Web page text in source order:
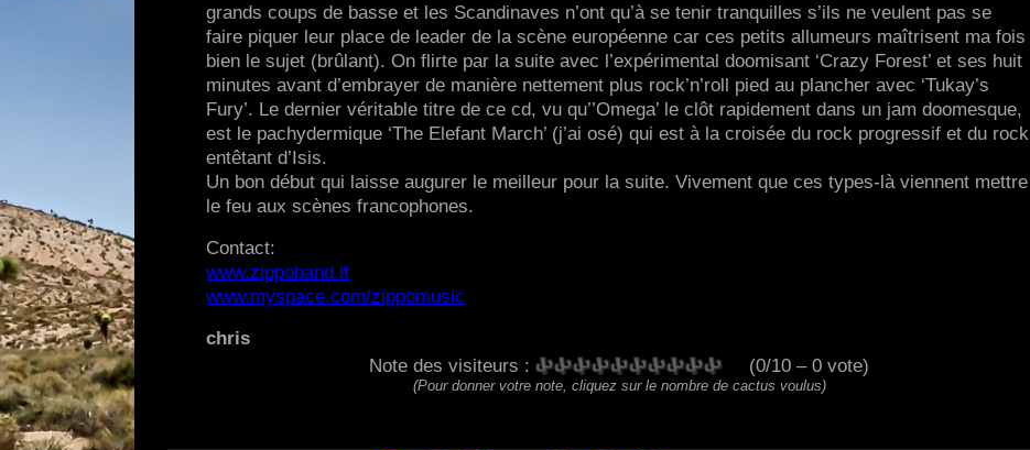
grands coups de basse et les Scandinaves n’ont qu’à se tenir tranquilles s’ils ne veulent pas se
faire piquer leur place de leader de la scène européenne car ces petits allumeurs maîtrisent ma fois
bien le sujet (brûlant). On flirte par la suite avec l’expérimental doomisant ‘Crazy Forest’ et ses huit
minutes avant d’embrayer de manière nettement plus rock’n’roll pied au plancher avec ‘Tukay’s
Fury’. Le dernier véritable titre de ce cd, vu qu’’Omega’ le clôt rapidement dans un jam doomesque,
est le pachydermique ‘The Elefant March’ (j’ai osé) qui est à la croisée du rock progressif et du rock
entêtant d’Isis.
Un bon début qui laisse augurer le meilleur pour la suite. Vivement que ces types-là viennent mettre
le feu aux scènes francophones.
Contact:
www.zippoband.it
www.myspace.com/zippomusic
chris
Note des visiteurs :
(0/10 – 0 vote)
(Pour donner votre note, cliquez sur le nombre de cactus voulus)